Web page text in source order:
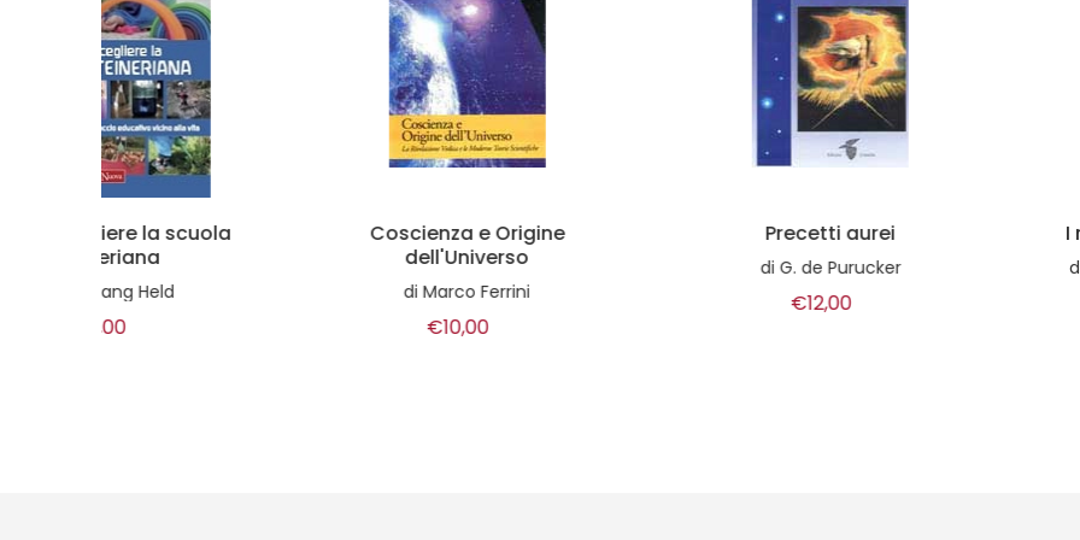
Coscienza e Origine
Precetti aurei I rimedi di Santa
diMarcello Stanzione,